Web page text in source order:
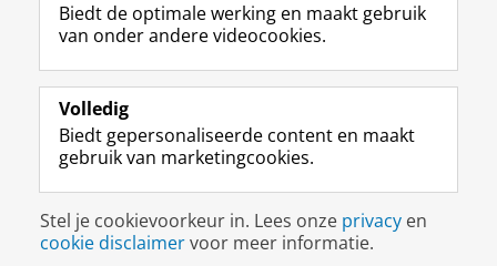
e
b
o
p
a
i
n
a
k
e
I
-
p
g
i
n
-
f
e
R
k
s
u
t
r
m
c
c
o
T
e
k
a
a
Studiekiezers
Alumni
Over ons
Disclaimer & Copyright
Inloggen
Biedt de optimale werking en maakt gebruik
van onder andere videocookies.
Volledig
Biedt gepersonaliseerde content en maakt
gebruik van marketingcookies.
Stel je cookievoorkeur in. Lees onze privacy en
cookie disclaimervoor meer informatie.